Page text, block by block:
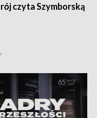
czyta Szymborską